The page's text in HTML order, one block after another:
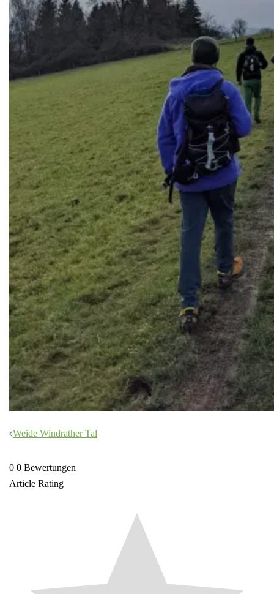
Beitragsnavigation
Weide Windrather Tal
0 0 Bewertungen
Article Rating